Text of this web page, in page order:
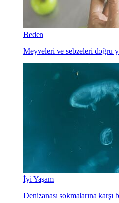
Beden
Meyveleri ve sebzeleri doğru
İyi Yaşam
Denizanası sokmalarına karşı